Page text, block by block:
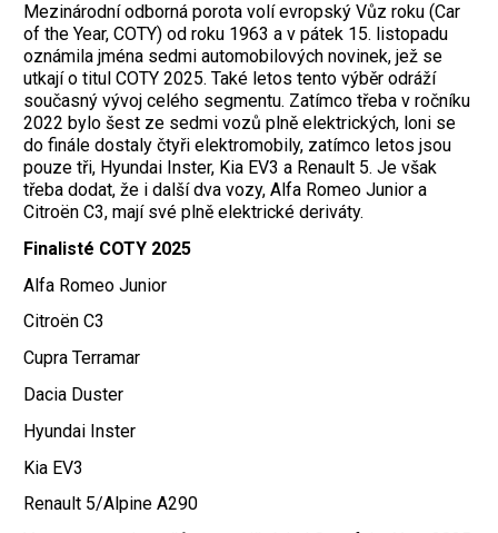
Mezinárodní odborná porota volí evropský Vůz roku (Car
of the Year, COTY) od roku 1963 a v pátek 15. listopadu
oznámila jména sedmi automobilových novinek, jež se
utkají o titul COTY 2025. Také letos tento výběr odráží
současný vývoj celého segmentu. Zatímco třeba v ročníku
2022 bylo šest ze sedmi vozů plně elektrických, loni se
do finále dostaly čtyři elektromobily, zatímco letos jsou
pouze tři, Hyundai Inster, Kia EV3 a Renault 5. Je však
třeba dodat, že i další dva vozy, Alfa Romeo Junior a
Citroën C3, mají své plně elektrické deriváty.
Finalisté COTY 2025
Alfa Romeo Junior
Citroën C3
Cupra Terramar
Dacia Duster
Hyundai Inster
Kia EV3
Renault 5/Alpine A290